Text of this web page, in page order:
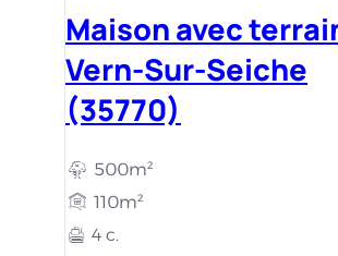
Maison avec
Vern-Sur-Seiche
(35770)
500m²
110m²
4 c.